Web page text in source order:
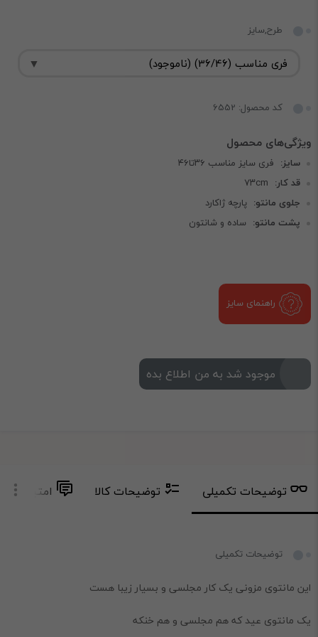
طرح,سایز
کد محصول: 6552
سایز: فری سایز مناسب ۳۶تا۴۶
قد كار: ٧٣cm
جلوی مانتو: پارچه ژاکارد
پشت مانتو: ساده و شانتون
راهنمای سایز
موجود شد به من اطلاع بده
توضیحات تکمیلی توضیحات کالا امتیاز و
توضیحات تکمیلی
این مانتوی مزونی یک کار مجلسی و بسیار زیبا هست
یک مانتوی عید که هم مجلسی و هم خنکه